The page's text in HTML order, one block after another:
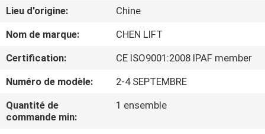
À
PROPOS
NOUS
Lieu d'origine:
Chine
Nom de marque:
CHEN LIFT
Certification:
CE ISO9001:2008 IPAF member
Numéro de modèle:
2-4 SEPTEMBRE
Quantité de
commande min:
1 ensemble